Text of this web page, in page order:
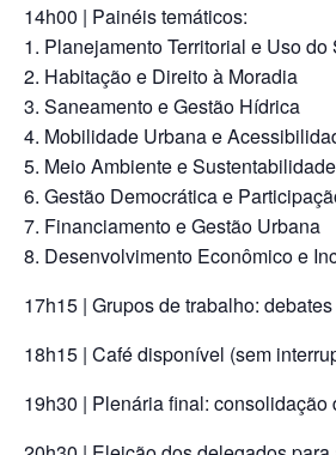
14h00 | Painéis temáticos:
1. Planejamento Territorial e Uso do
2. Habitação e Direito à Moradia
3. Saneamento e Gestão Hídrica
4. Mobilidade Urbana e
5. Meio Ambiente e Sustentabilidade
6. Gestão Democrática e
7. Financiamento e Gestão Urbana
8. Desenvolvimento Econômico e
17h15 | Grupos de trabalho:
18h15 | Café disponível (sem
19h30 | Plenária final: consolidação